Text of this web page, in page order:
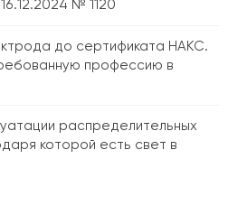
№ 1120
до сертификата НАКС.
профессию в
распределительных
которой есть свет в